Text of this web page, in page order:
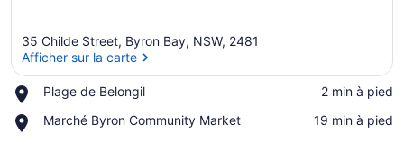
35 Childe Street, Byron Bay, NSW, 2481
Afficher sur la carte
Plage de Belongil
Place,
de
‪2 min à pied‬
Marché Byron Community Market
Place,
‪19 min à pied‬